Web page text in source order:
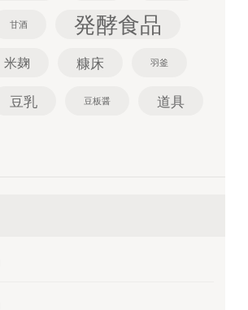
甘酒 発酵食品
米麹 糠床 羽釜
豆乳 豆板醤 道具